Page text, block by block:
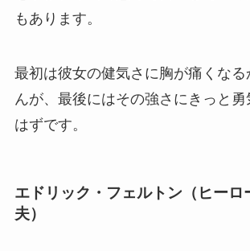
もあります。
最初は彼女の健気さに胸が痛くな
んが、最後にはその強さにきっと勇
はずです。
エドリック・フェルトン（ヒーロ
夫）